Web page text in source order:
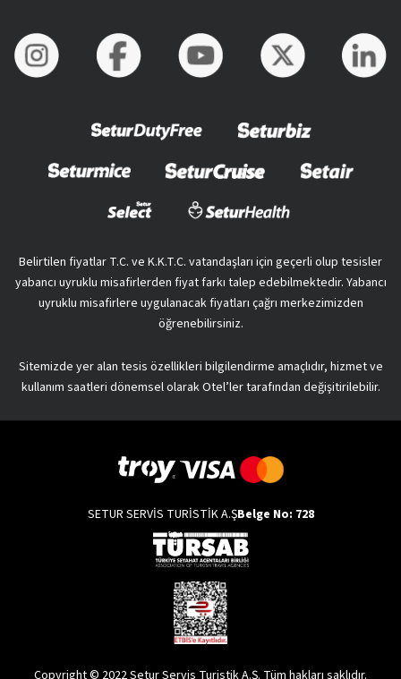
Belirtilen fiyatlar T.C. ve K.K.T.C. vatandaşları için geçerli olup tesisler
yabancı uyruklu misafirlerden fiyat farkı talep edebilmektedir. Yabancı
uyruklu misafirlere uygulanacak fiyatları çağrı merkezimizden
öğrenebilirsiniz.
Sitemizde yer alan tesis özellikleri bilgilendirme amaçlıdır, hizmet ve
kullanım saatleri dönemsel olarak Otel’ler tarafından değişitirilebilir.
SETUR SERVİS TURİSTİK A.ŞBelge No: 728
Copyright © 2022 Setur Servis Turistik A.Ş. Tüm hakları saklıdır.